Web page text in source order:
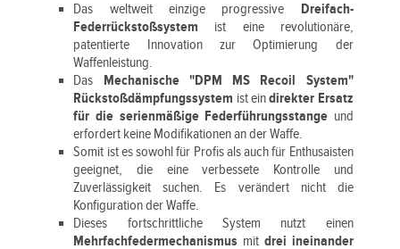
Das weltweit einzige progressive Dreifach-
Federrückstoßsystem ist eine revolutionäre,
patentierte Innovation zur Optimierung der
Waffenleistung.
Das Mechanische "DPM MS Recoil System"
Rückstoßdämpfungssystem ist eindirekter Ersatz
für die serienmäßige Federführungsstange und
erfordert keine Modifikationen an der Waffe.
Somit ist es sowohl für Profis als auch für Enthusaisten
geeignet, die eine verbessete Kontrolle und
Zuverlässigkeit suchen. Es verändert nicht die
Konfiguration der Waffe.
Dieses fortschrittliche System nutzt einen
Mehrfachfedermechanismus mit drei ineinander